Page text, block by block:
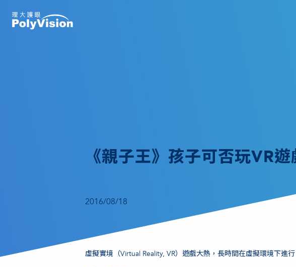
《親子王》孩子可否玩VR遊
2016/08/18
虛擬實境（Virtual Reality, VR）遊戲大熱，長時間在虛擬環境下進